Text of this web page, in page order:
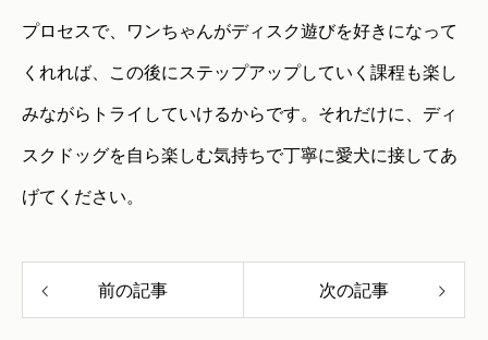
プロセスで、ワンちゃんがディスク遊びを好きになって
くれれば、この後にステップアップしていく課程も楽し
みながらトライしていけるからです。それだけに、ディ
スクドッグを自ら楽しむ気持ちで丁寧に愛犬に接してあ
げてください。
前の記事 次の記事